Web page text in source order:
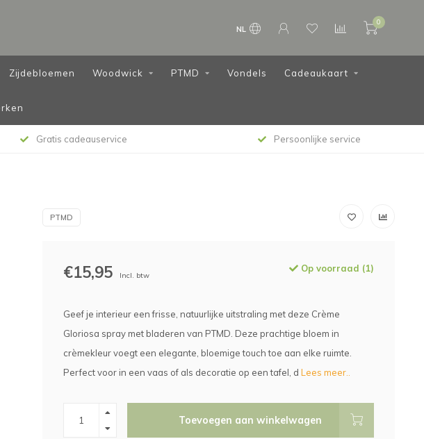
NL
0
Zijdebloemen Woodwick PTMD Vondels Cadeaukaart
Gratis cadeauservice Persoonlijke service
PTMD
€15,95 Incl. btw
Op voorraad (1)
Geef je interieur een frisse, natuurlijke uitstraling met deze Crème
Gloriosa spray met bladeren van PTMD. Deze prachtige bloem in
crèmekleur voegt een elegante, bloemige touch toe aan elke ruimte.
Perfect voor in een vaas of als decoratie op een tafel, d Lees meer..
Toevoegen aan winkelwagen